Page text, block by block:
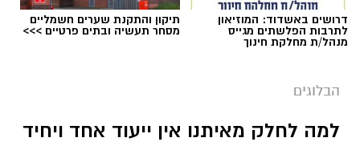
דרושים באשדוד: המוזיאון
לתרבות הפלשתים מגייס
מנהל/ת מחלקת חינוך
תיקון והתקנת שערים חשמליים
מסחר תעשיה ובתים פרטיים >>>
הבלוגים
למה לחלק מאיתנו אין ייעוד אחד ויחיד